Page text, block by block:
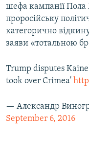
шефа кампанії Пола
проросійську
категорично
заяви «тотальною
Trump disputes
took over Crimea'
— Александр
September 6, 2016